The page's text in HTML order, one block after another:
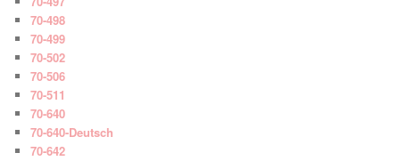
70-498
70-499
70-502
70-506
70-511
70-640
70-640-Deutsch
70-642